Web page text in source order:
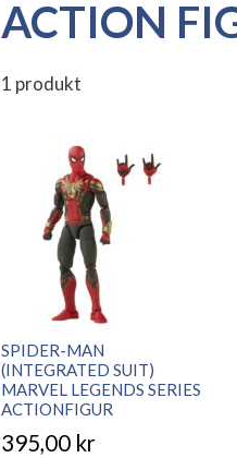
ACTION
1 produkt
SPIDER-MAN
(INTEGRATED SUIT)
MARVEL LEGENDS SERIES
ACTIONFIGUR
395,00 kr